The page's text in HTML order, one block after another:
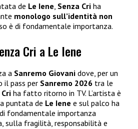
de Le Iene Senza Cri ha
monologo sull’identità non
è di fondamentale importanza.
Cri a Le Iene
a Sanremo Giovani dove, per un
pass per Sanremo 2026 tra le
ha fatto ritorno in TV. L’artista è
puntata de Le Iene e sul palco ha
fondamentale importanza
sulla fragilità, responsabilità e